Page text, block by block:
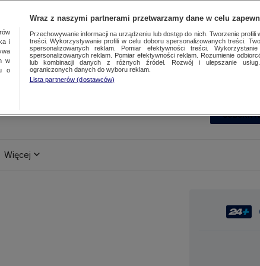
Więcej
i
w
o
Wraz z naszymi partnerami przetwarzamy dane w celu
Przechowywanie informacji na urządzeniu lub dostęp do nich. Tworzenie profili
treści. Wykorzystywanie profili w celu doboru spersonalizowanych treści.
spersonalizowanych reklam. Pomiar efektywności treści.
spersonalizowanych reklam. Pomiar efektywności reklam. Rozumienie
lub kombinacji danych z różnych źródeł. Rozwój i ulepszanie usług.
ograniczonych danych do wyboru reklam.
Lista partnerów (dostawców)